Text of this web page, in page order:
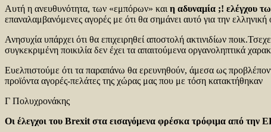
Αυτή η ανευθυνότητα, των «εμπόρων» και η αδυναμία ;! ελέγχου
επαναλαμβανόμενες αγορές με ότι θα σημάνει αυτό για την
Ανησυχία υπάρχει ότι θα επιχειρηθεί αποστολή ακτινιδίων
συγκεκριμένη ποικιλία δεν έχει τα απαιτούμενα οργανοληπτικά
Ευελπιστούμε ότι τα παραπάνω θα ερευνηθούν, άμεσα ως
προϊόντα αγορές-πελάτες της χώρας μας που με τόση κατακτήθηκαν
Γ Πολυχρονάκης
Οι έλεγχοι του Brexit στα εισαγόμενα φρέσκα τρόφιμα από την